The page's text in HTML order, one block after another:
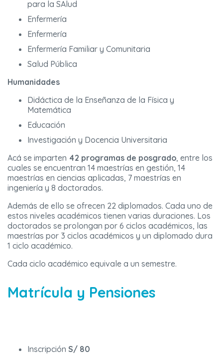
para la SAlud
Enfermería
Enfermería
Enfermería Familiar y Comunitaria
Salud Pública
Humanidades
Didáctica de la Enseñanza de la Física y
Matemática
Educación
Investigación y Docencia Universitaria
Acá se imparten 42 programas de posgrado, entre los
cuales se encuentran 14 maestrías en gestión, 14
maestrías en ciencias aplicadas, 7 maestrías en
ingeniería y 8 doctorados.
Además de ello se ofrecen 22 diplomados. Cada uno de
estos niveles académicos tienen varias duraciones. Los
doctorados se prolongan por 6 ciclos académicos, las
maestrías por 3 ciclos académicos y un diplomado dura
1 ciclo académico.
Cada ciclo académico equivale a un semestre.
Matrícula y Pensiones
Inscripción S/ 80